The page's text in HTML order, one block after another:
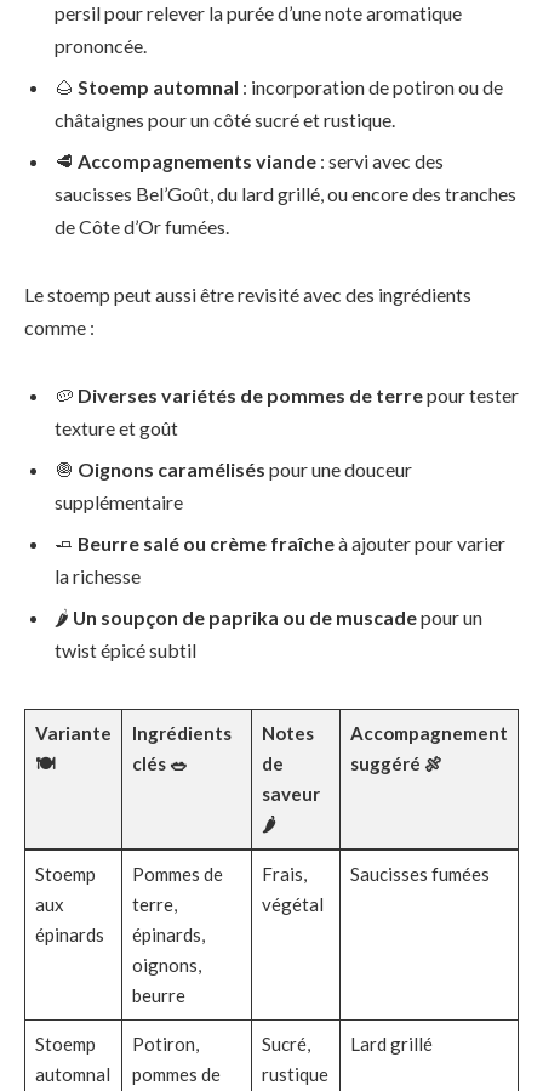
persil pour relever la purée d’une note aromatique
prononcée.
🌰 Stoemp automnal : incorporation de potiron ou de
châtaignes pour un côté sucré et rustique.
🥩 Accompagnements viande : servi avec des
saucisses Bel’Goût, du lard grillé, ou encore des tranches
de Côte d’Or fumées.
Le stoemp peut aussi être revisité avec des ingrédients
comme :
🥔 Diverses variétés de pommes de terrepour tester
texture et goût
🧅 Oignons caramélisés pour une douceur
supplémentaire
🧈 Beurre salé ou crème fraîcheà ajouter pour varier
la richesse
🌶️ Un soupçon de paprika ou de muscadepour un
twist épicé subtil
Variante
🍽️
Ingrédients
clés 🥗
Notes
de
saveur
🌶️
Accompagnement
suggéré 🍖
Stoemp
aux
épinards
Pommes de
terre,
épinards,
oignons,
beurre
Frais,
végétal
Saucisses fumées
Stoemp
automnal
Potiron,
pommes de
Sucré,
rustique
Lard grillé